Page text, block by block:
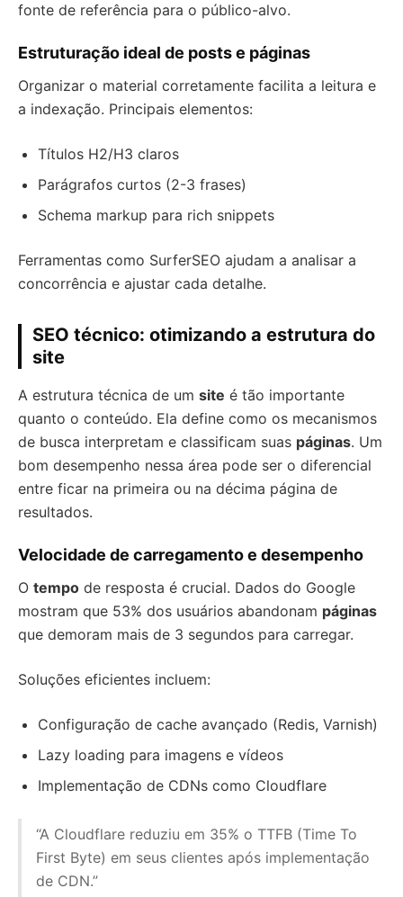
fonte de referência para o público-alvo.
Estruturação ideal de posts e páginas
Organizar o material corretamente facilita a leitura e
a indexação. Principais elementos:
Títulos H2/H3 claros
Parágrafos curtos (2-3 frases)
Schema markup para rich snippets
Ferramentas como SurferSEO ajudam a analisar a
concorrência e ajustar cada detalhe.
SEO técnico: otimizando a estrutura do
site
A estrutura técnica de um site é tão importante
quanto o conteúdo. Ela define como os mecanismos
de busca interpretam e classificam suas páginas. Um
bom desempenho nessa área pode ser o diferencial
entre ficar na primeira ou na décima página de
resultados.
Velocidade de carregamento e desempenho
O tempo de resposta é crucial. Dados do Google
mostram que 53% dos usuários abandonam páginas
que demoram mais de 3 segundos para carregar.
Soluções eficientes incluem:
Configuração de cache avançado (Redis, Varnish)
Lazy loading para imagens e vídeos
Implementação de CDNs como Cloudflare
“A Cloudflare reduziu em 35% o TTFB (Time To
First Byte) em seus clientes após implementação
de CDN.”